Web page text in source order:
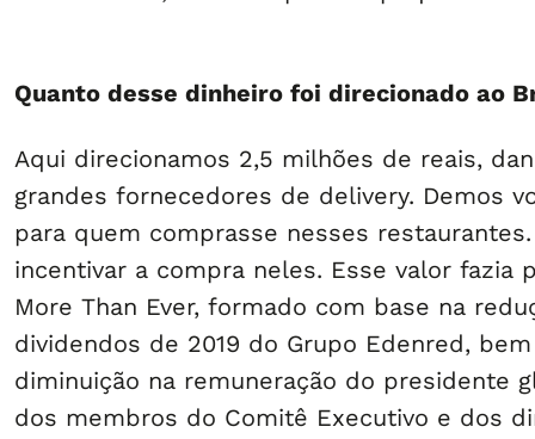
Quanto desse dinheiro foi direcionado ao
Aqui direcionamos 2,5 milhões de reais,
grandes fornecedores de delivery. Demos
para quem comprasse nesses
incentivar a compra neles. Esse valor fazia
More Than Ever, formado com base na
dividendos de 2019 do Grupo Edenred,
diminuição na remuneração do presidente
dos membros do Comitê Executivo e dos